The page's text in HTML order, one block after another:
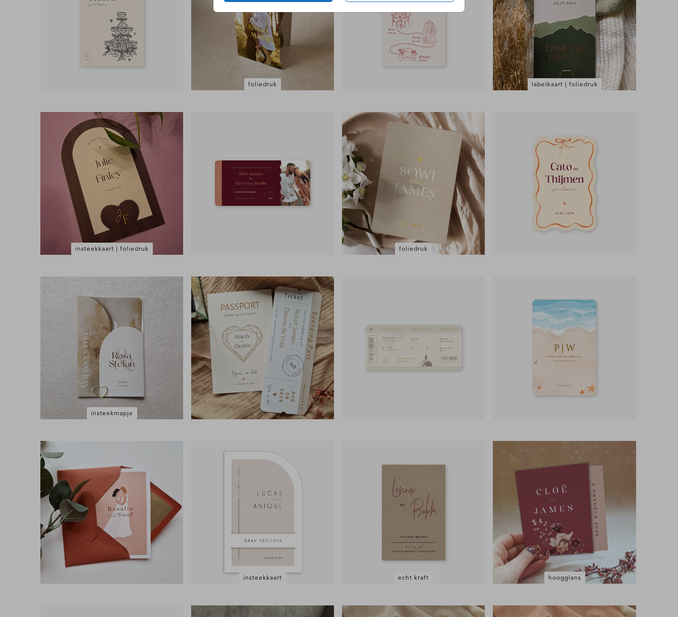
foliedruk labelkaart | foliedruk
insteekkaart | foliedruk foliedruk
insteekmapje
insteekkaart echt kraft hoogglans